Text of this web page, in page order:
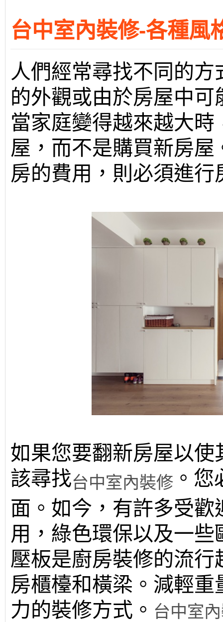
台中室內裝修-各種風
人們經常尋找不同的
的外觀或由於房屋中
當家庭變得越來越大
屋，而不是購買新房
房的費用，則必須進行
如果您要翻新房屋以
該尋找台中室內裝修 。
面。如今，有許多受
用，綠色環保以及一
壓板是廚房裝修的流
房櫃檯和橫梁。減輕
力的裝修方式。 台中室